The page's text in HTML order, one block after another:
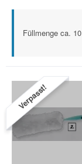
Füllmenge ca.
Verpasst!